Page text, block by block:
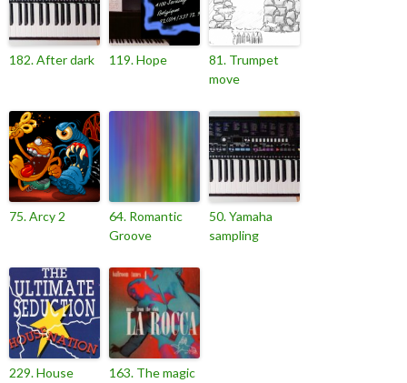
182. After dark 119. Hope
81. Trumpet
move
75. Arcy 2
64. Romantic
Groove
50. Yamaha
sampling
229. House
163. The magic